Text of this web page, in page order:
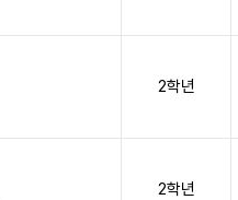
2학년
2학년